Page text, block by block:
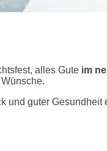
alles Gute im
und guter Gesundheit